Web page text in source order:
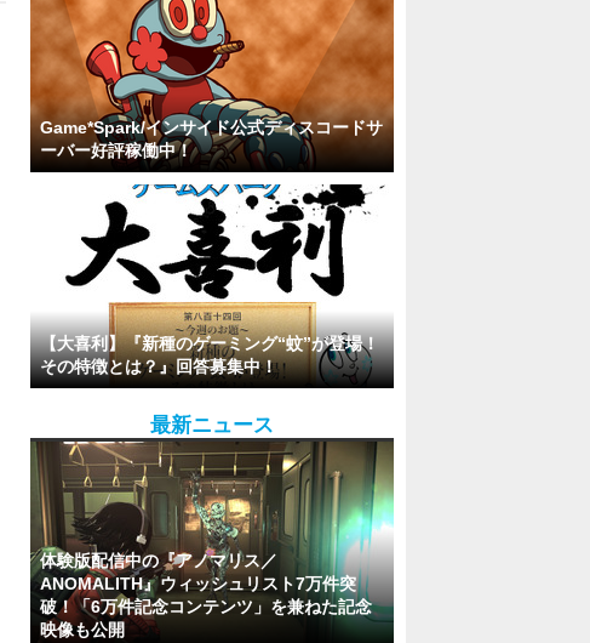
Game*Spark/インサイド公式ディスコードサ
ーバー好評稼働中！
【大喜利】『新種のゲーミング“蚊”が登場！
その特徴とは？』回答募集中！
最新ニュース
体験版配信中の『アノマリス／
ANOMALITH』ウィッシュリスト7万件突
破！「6万件記念コンテンツ」を兼ねた記念
映像も公開